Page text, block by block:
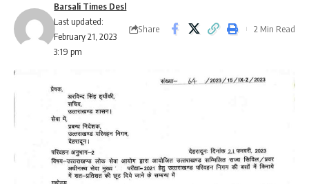
Last updated:
February 21, 2023
3:19 pm
Barsali Times Desl
Share 2 Min Read